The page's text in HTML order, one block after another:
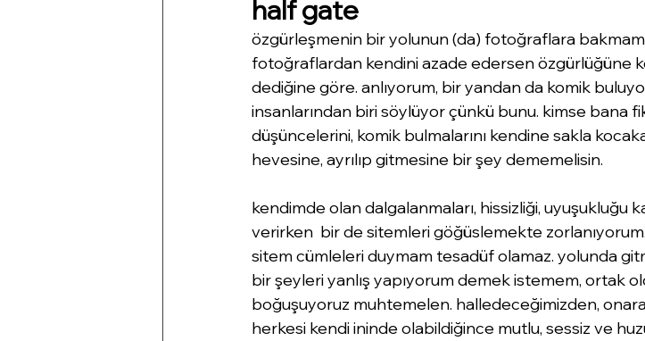
half gate
özgürleşmenin bir yolunun (da) fotoğraflara
fotoğraflardan kendini azade edersen özgürlüğüne
dediğine göre. anlıyorum, bir yandan da komik
insanlarından biri söylüyor çünkü bunu. kimse bana
düşüncelerini, komik bulmalarını kendine sakla
hevesine, ayrılıp gitmesine bir şey dememelisin.
kendimde olan dalgalanmaları, hissizliği, uyuşukluğu
verirken  bir de sitemleri göğüslemekte
sitem cümleleri duymam tesadüf olamaz. yolunda
bir şeyleri yanlış yapıyorum demek istemem, ortak
boğuşuyoruz muhtemelen. halledeceğimizden,
herkesi kendi ininde olabildiğince mutlu, sessiz ve